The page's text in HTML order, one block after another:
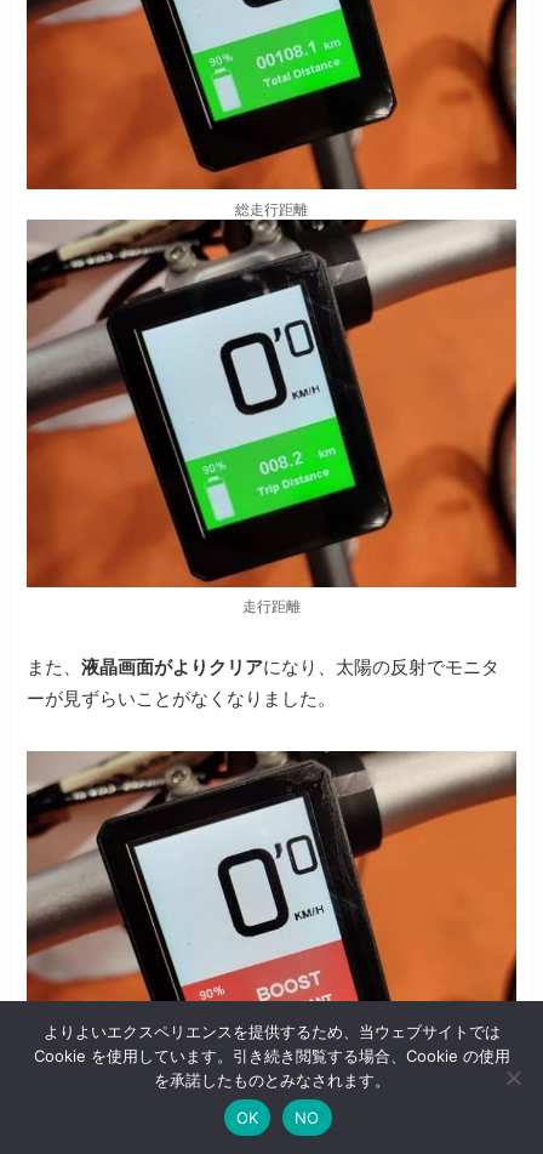
総走行距離
走行距離
また、液晶画面がよりクリアになり、太陽の反射でモニタ
ーが見ずらいことがなくなりました。
表示がより見やすくなりました
よりよいエクスペリエンスを提供するため、当ウェブサイトでは
Cookie を使用しています。引き続き閲覧する場合、Cookie の使用
を承諾したものとみなされます。
OK
NO